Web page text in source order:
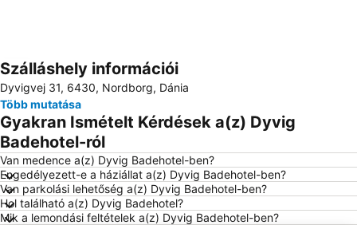
Nagy méretű térkép
Szálláshely információi
Dyvigvej 31, 6430, Nordborg, Dánia
Több mutatása
Gyakran Ismételt Kérdések a(z) Dyvig
Badehotel-ról
Van medence a(z) Dyvig Badehotel-ben?
Engedélyezett-e a háziállat a(z) Dyvig Badehotel-ben?
Van parkolási lehetőség a(z) Dyvig Badehotel-ben?
Hol található a(z) Dyvig Badehotel?
Mik a lemondási feltételek a(z) Dyvig Badehotel-ben?